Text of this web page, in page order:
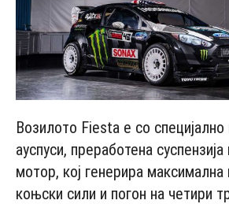
Возилото Fiеsta е со специјално
ауспуси, преработена
мотор, кој генерира
коњски сили и погон на четири